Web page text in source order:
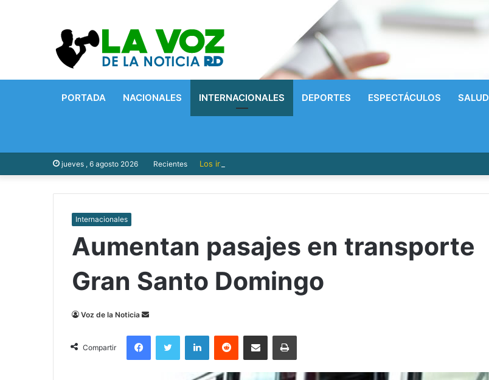
PORTADA NACIONALES INTERNACIONALES DEPORTES ESPECTÁCULOS SALUD
jueves , 6 agosto 2026 Recientes Los iraníes ajustan cada gasto para sobrevivir tras cinco meses de guerra
Internacionales
Aumentan pasajes en transporte
Gran Santo Domingo
Voz de la Noticia
Send
email
Compartir
FacebookTwitter LinkedInReddit Compartir via Email Imprimi